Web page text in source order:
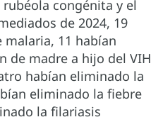
congénita y el
de 2024, 19
malaria, 11 habían
de madre a hijo del VIH
habían eliminado la
eliminado la fiebre
la filariasis